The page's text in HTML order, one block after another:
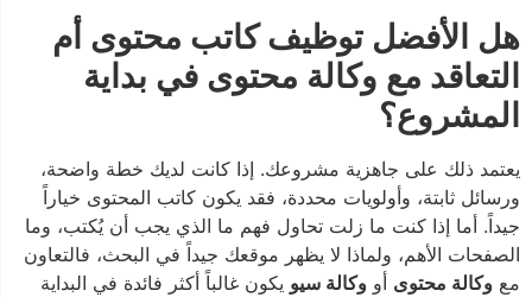
هل الأفضل توظيف كاتب محتوى أم
التعاقد مع وكالة محتوى في بداية
المشروع؟
يعتمد ذلك على جاهزية مشروعك. إذا كانت لديك خطة واضحة،
ورسائل ثابتة، وأولويات محددة، فقد يكون كاتب المحتوى خياراً
جيداً. أما إذا كنت ما زلت تحاول فهم ما الذي يجب أن يُكتب، وما
الصفحات الأهم، ولماذا لا يظهر موقعك جيداً في البحث، فالتعاون
مع وكالة محتوىأو وكالة سيويكون غالباً أكثر فائدة في البداية